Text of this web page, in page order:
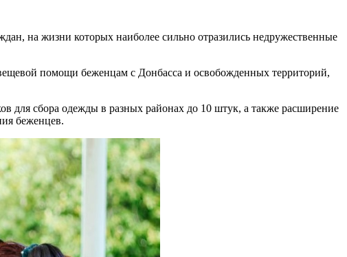
на жизни которых наиболее сильно отразились недружественные
помощи беженцам с Донбасса и освобожденных территорий,
для сбора одежды в разных районах до 10 штук, а также расширение
беженцев.